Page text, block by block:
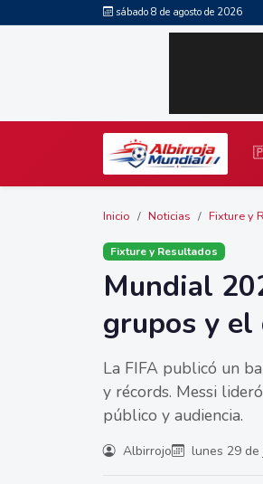
sábado 8 de agosto de 2026
Inicio Noticias Fixture y
Fixture y Resultados
Mundial
grupos y el
La FIFA publicó un
y récords. Messi
público y audiencia.
Albirrojo lunes 29